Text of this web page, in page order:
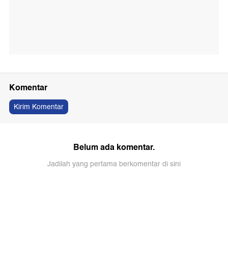
Komentar
Kirim Komentar
Belum ada komentar.
Jadilah yang pertama berkomentar di sini